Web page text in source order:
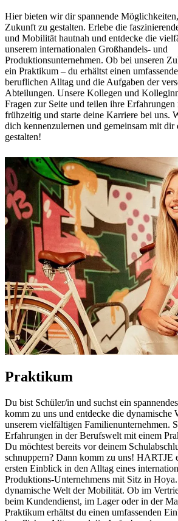
Hier bieten wir dir spannende
Zukunft zu gestalten. Erlebe die
und Mobilität hautnah und entdecke die
unserem internationalen Großhandels- und
Produktionsunternehmen. Ob bei unseren
ein Praktikum – du erhältst einen
beruflichen Alltag und die Aufgaben der
Abteilungen. Unsere Kollegen und
Fragen zur Seite und teilen ihre
frühzeitig und starte deine Karriere bei uns.
dich kennenzulernen und gemeinsam mit
gestalten!
Praktikum
Du bist Schüler/in und suchst ein
komm zu uns und entdecke die dynamische
unserem vielfältigen Familienunternehmen.
Erfahrungen in der Berufswelt mit einem
Du möchtest bereits vor deinem
schnuppern? Dann komm zu uns! HARTJE
ersten Einblick in den Alltag eines
Produktions-Unternehmens mit Sitz in
dynamische Welt der Mobilität. Ob im
beim Kundendienst, im Lager oder in der
Praktikum erhältst du einen umfassenden